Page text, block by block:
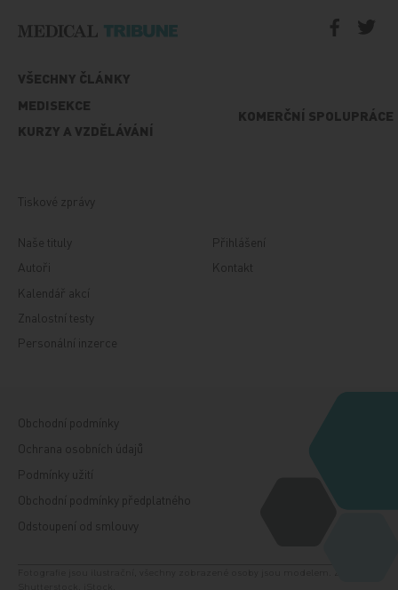
VŠECHNY ČLÁNKY
MEDISEKCE
KURZY A VZDĚLÁVÁNÍ
KOMERČNÍ SPOLUPRÁCE
Tiskové zprávy
Naše tituly
Autoři
Kalendář akcí
Znalostní testy
Personální inzerce
Přihlášení
Kontakt
Obchodní podmínky
Ochrana osobních údajů
Podmínky užití
Obchodní podmínky předplatného
Odstoupení od smlouvy